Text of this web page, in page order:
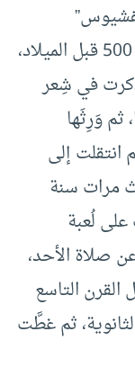
ووضَعوها في البرامج العسكرية سنة 500 قبل الميلاد،
في شِعر
وَرِثَها
انتقلت إلى
مرات سنة
غطَّت على لُعبة
صلاة الأحد،
التاسع
ثم غطَّت